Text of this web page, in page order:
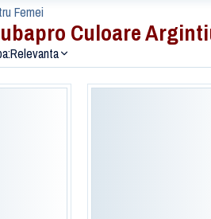
Femei
Culoare
Relevanta